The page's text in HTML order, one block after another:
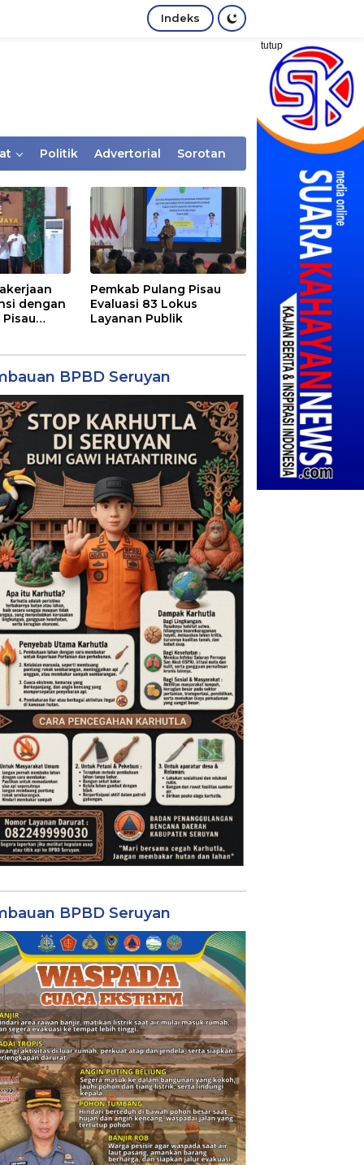
Indeks
tutup
Politik Advertorial Sorotan
dengan
Pemkab Pulang Pisau
Evaluasi 83 Lokus
Layanan Publik
BPBD Seruyan
BPBD Seruyan